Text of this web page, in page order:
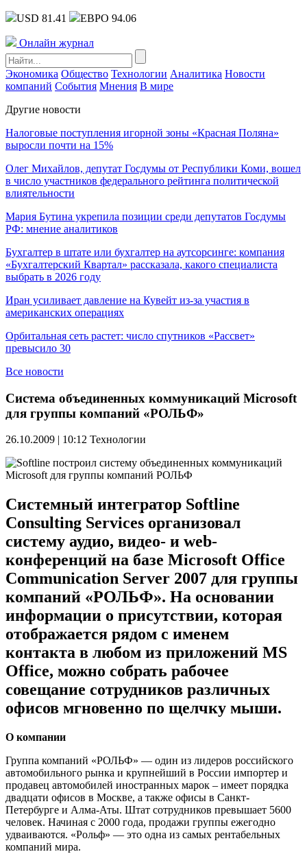
USD 81.41 ЕВРО 94.06
Онлайн журнал
Экономика Общество Технологии Аналитика Новости
компаний События Мнения В мире
Другие новости
Налоговые поступления игорной зоны «Красная Поляна»
выросли почти на 15%
Олег Михайлов, депутат Госдумы от Республики Коми, вошел
в число участников федерального рейтинга политической
влиятельности
Мария Бутина укрепила позиции среди депутатов Госдумы
РФ: мнение аналитиков
Бухгалтер в штате или бухгалтер на аутсорсинге: компания
«Бухгалтерский Квартал» рассказала, какого специалиста
выбрать в 2026 году
Иран усиливает давление на Кувейт из-за участия в
американских операциях
Орбитальная сеть растет: число спутников «Рассвет»
превысило 30
Все новости
Система объединенных коммуникаций Microsoft
для группы компаний «РОЛЬФ»
26.10.2009 | 10:12 Технологии
Системный интегратор Softline
Consulting Services организовал
систему аудио, видео- и web-
конференций на базе Microsoft Office
Communication Server 2007 для группы
компаний «РОЛЬФ». На основании
информации о присутствии, которая
отображается рядом с именем
контакта в любом из приложений MS
Office, можно собрать рабочее
совещание сотрудников различных
офисов мгновенно по щелчку мыши.
О компании
Группа компаний «РОЛЬФ» — один из лидеров российского
автомобильного рынка и крупнейший в России импортер и
продавец автомобилей иностранных марок – имеет порядка
двадцати офисов в Москве, а также офисы в Санкт-
Петербурге и Алма-Аты. Штат сотрудников превышает 5600
человек. Начиная с 2000 года, продажи группы ежегодно
удваиваются. «Рольф» — это одна из самых рентабельных
компаний мира.